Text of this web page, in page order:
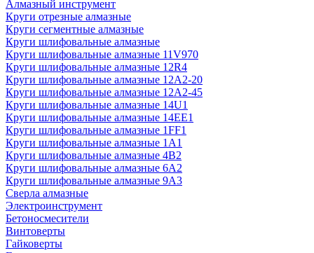
Алмазный инструмент
Круги отрезные алмазные
Круги сегментные алмазные
Круги шлифовальные алмазные
Круги шлифовальные алмазные 11V970
Круги шлифовальные алмазные 12R4
Круги шлифовальные алмазные 12А2-20
Круги шлифовальные алмазные 12А2-45
Круги шлифовальные алмазные 14U1
Круги шлифовальные алмазные 14ЕЕ1
Круги шлифовальные алмазные 1FF1
Круги шлифовальные алмазные 1А1
Круги шлифовальные алмазные 4В2
Круги шлифовальные алмазные 6A2
Круги шлифовальные алмазные 9А3
Сверла алмазные
Электроинструмент
Бетоносмесители
Винтоверты
Гайковерты